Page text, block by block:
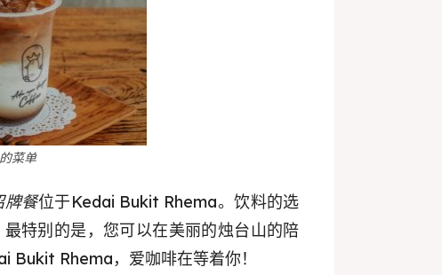
菜单
牌餐位于Kedai Bukit Rhema。饮料的选
特别的是，您可以在美丽的烛台山的陪
Bukit Rhema，爱咖啡在等着你！